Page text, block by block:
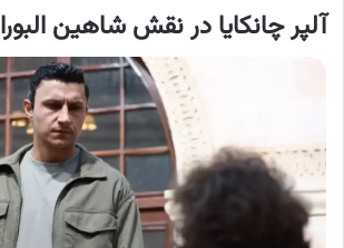
آلپر چانکایا در نقش شاهین البورا